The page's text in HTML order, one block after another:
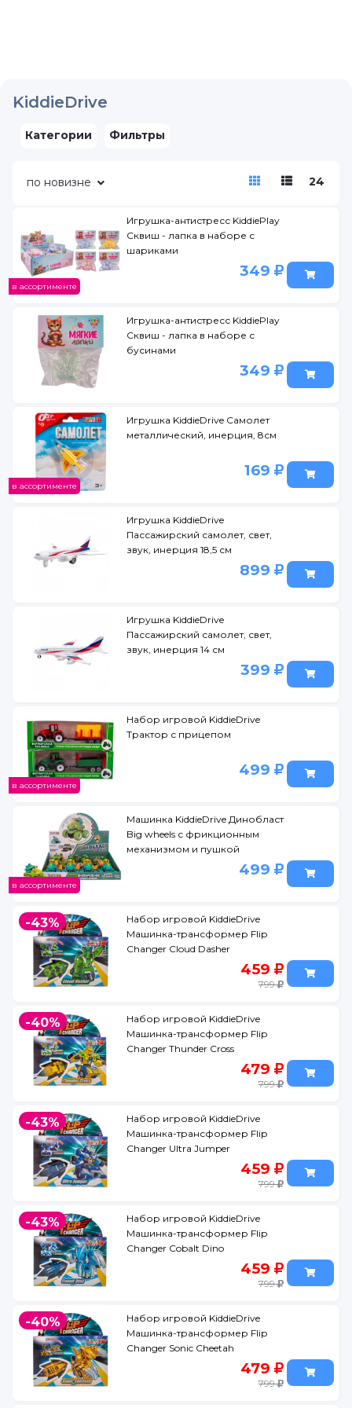
KiddieDrive
Категории Фильтры
по новизне 24
в ассортименте
Игрушка-антистресс KiddiePlay
Сквиш - лапка в наборе с
шариками
349
Игрушка-антистресс KiddiePlay
Сквиш - лапка в наборе с
бусинами
349
в ассортименте
Игрушка KiddieDrive Самолет
металлический, инерция, 8см
169
Игрушка KiddieDrive
Пассажирский самолет, свет,
звук, инерция 18,5 см
899
Игрушка KiddieDrive
Пассажирский самолет, свет,
звук, инерция 14 см
399
в ассортименте
Набор игровой KiddieDrive
Трактор с прицепом
499
в ассортименте
Машинка KiddieDrive Динобласт
Big wheels с фрикционным
механизмом и пушкой
499
-43%
Набор игровой KiddieDrive
Машинка-трансформер Flip
Changer Cloud Dasher
459
799
-40%
Набор игровой KiddieDrive
Машинка-трансформер Flip
Changer Thunder Cross
479
799
-43%
Набор игровой KiddieDrive
Машинка-трансформер Flip
Changer Ultra Jumper
459
799
-43%
Набор игровой KiddieDrive
Машинка-трансформер Flip
Changer Cobalt Dino
459
799
-40%
Набор игровой KiddieDrive
Машинка-трансформер Flip
Changer Sonic Cheetah
479
799